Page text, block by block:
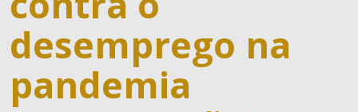
O Escritório
desemprego na
pandemia